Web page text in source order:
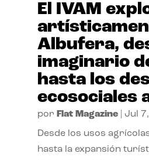
El IVAM
Albufera,
imaginario
hasta los
ecosociales
por Flat Magazine| Jul
Desde los usos
hasta la expansión